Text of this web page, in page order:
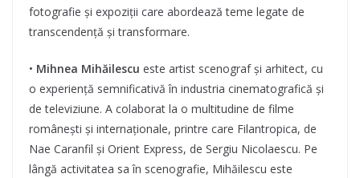
fotografie și expoziții care abordează teme legate de
transcendență și transformare.
• Mihnea Mihăilescu este artist scenograf și arhitect, cu
o experiență semnificativă în industria cinematografică și
de televiziune. A colaborat la o multitudine de filme
românești și internaționale, printre care Filantropica, de
Nae Caranfil și Orient Express, de Sergiu Nicolaescu. Pe
lângă activitatea sa în scenografie, Mihăilescu este